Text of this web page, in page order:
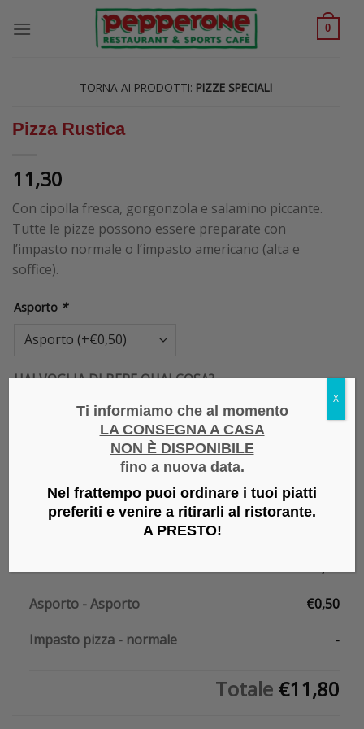
0
PIZZE SPECIALI
Pizza Rustica
11,30
Con cipolla fresca, gorgonzola e salamino piccante.
Tutte le pizze possono essere preparate con
l’impasto normale o l’impasto americano (alta e
soffice).
Asporto *
HAI VOGLIA DI BERE QUALCOSA?
Pepsi in bottiglietta di vetro(+3,90 )
Pepsi Zero Zucchero in bottiglietta di vetro
Asporto-Asporto €0,50
Impasto pizza- normale -
Totale €11,80
Ti informiamo che al momento
LA CONSEGNA A CASA
NON È DISPONIBILE
fino a nuova data.
Nel frattempo puoi ordinare i tuoi piatti
preferiti e venire a ritirarli al ristorante.
A PRESTO!
X